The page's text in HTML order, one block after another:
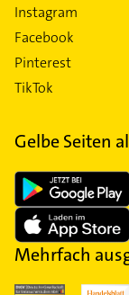
Instagram
Facebook
Pinterest
TikTok
Gelbe Seiten
Mehrfach